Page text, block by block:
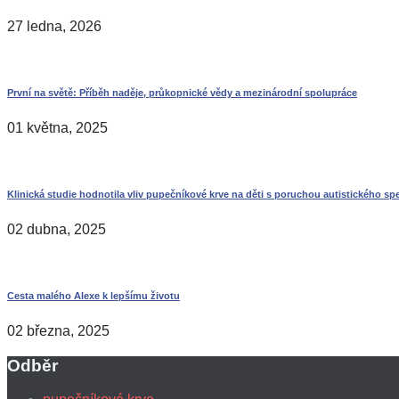
27 ledna, 2026
První na světě: Příběh naděje, průkopnické vědy a mezinárodní spolupráce
01 května, 2025
Klinická studie hodnotila vliv pupečníkové krve na děti s poruchou autistického
02 dubna, 2025
Cesta malého Alexe k lepšímu životu
02 března, 2025
Odběr